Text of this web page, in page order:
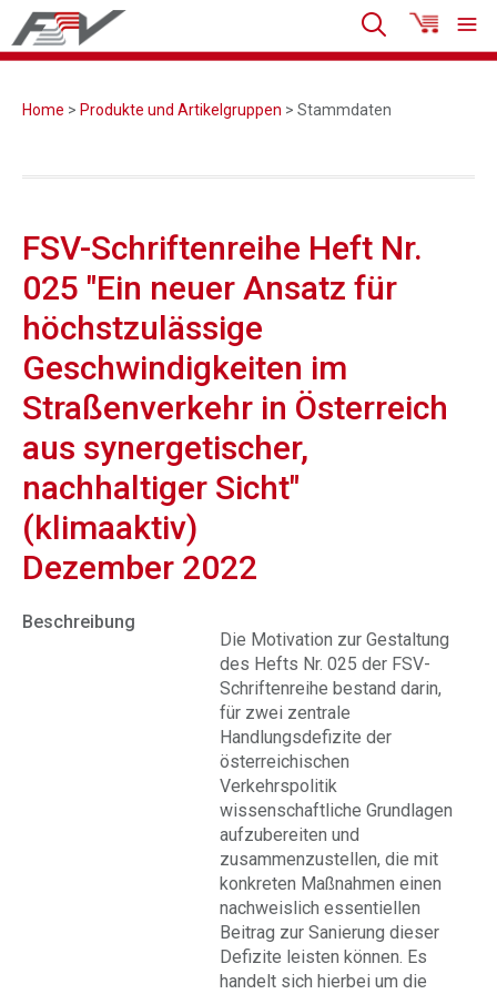
Home > Produkte und Artikelgruppen > Stammdaten
FSV-Schriftenreihe Heft Nr.
025 "Ein neuer Ansatz für
höchstzulässige
Geschwindigkeiten im
Straßenverkehr in Österreich
aus synergetischer,
nachhaltiger Sicht"
(klimaaktiv)
Dezember 2022
Beschreibung
Die Motivation zur Gestaltung
des Hefts Nr. 025 der FSV-
Schriftenreihe bestand darin,
für zwei zentrale
Handlungsdefizite der
österreichischen
Verkehrspolitik
wissenschaftliche Grundlagen
aufzubereiten und
zusammenzustellen, die mit
konkreten Maßnahmen einen
nachweislich essentiellen
Beitrag zur Sanierung dieser
Defizite leisten können. Es
handelt sich hierbei um die